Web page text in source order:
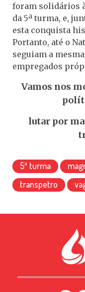
foram solidários
da 5ª turma, e,
esta conquista
Portanto, até o
seguiam a
empregados
Vamos nos
lutar por
5ª turma
transpetro